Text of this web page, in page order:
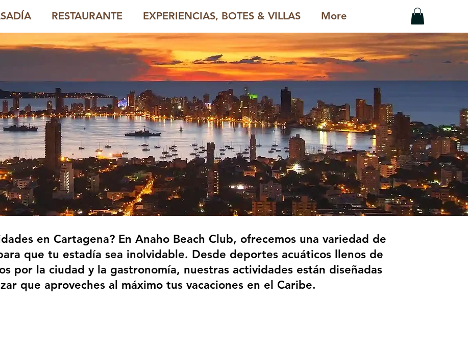
RESTAURANTE EXPERIENCIAS, BOTES & VILLAS More
en Cartagena? En Anaho Beach Club, ofrecemos una variedad de
que tu estadía sea inolvidable. Desde deportes acuáticos llenos de
por la ciudad y la gastronomía, nuestras actividades están diseñadas
que aproveches al máximo tus vacaciones en el Caribe.